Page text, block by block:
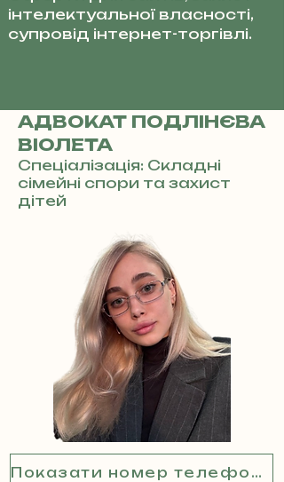
інтелектуальної власності,
супровід інтернет-торгівлі.
АДВОКАТ ПОДЛІНЄВА
ВІОЛЕТА
Спеціалізація: Складні
сімейні спори та захист
дітей
Показати номер телефону